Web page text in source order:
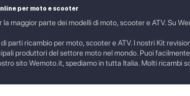
per moto e scooter
maggior parte dei modelli di moto, scooter e ATV. Su
parti ricambio per moto, scooter e ATV. I nostri Kit
produttori del settore moto nel mondo. Puoi
sito Wemoto.it, spediamo in tutta Italia. Molti ricambi